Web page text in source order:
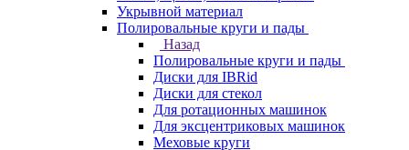
Укрывной материал
Полировальные круги и пады
Назад
Полировальные круги и пады
Диски для IBRid
Диски для стекол
Для ротационных машинок
Для эксцентриковых машинок
Меховые круги